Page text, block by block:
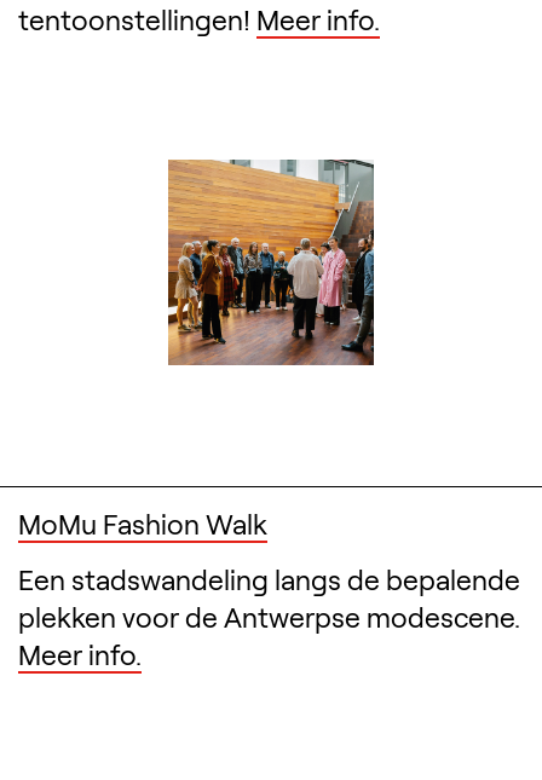
tentoonstellingen! Meer info.
MoMu Fashion Walk
Een stadswandeling langs de bepalende
plekken voor de Antwerpse modescene.
Meer info.